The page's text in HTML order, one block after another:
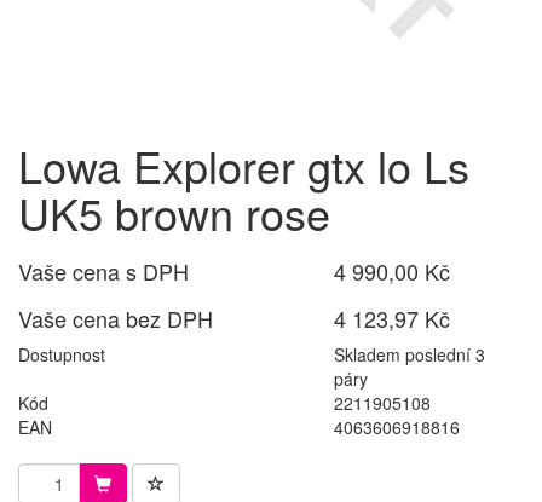
Lowa Explorer gtx lo Ls
UK5 brown rose
Vaše cena s DPH
4 990,00 Kč
Vaše cena bez DPH
4 123,97 Kč
Dostupnost
Skladem poslední 3
páry
Kód
2211905108
EAN
4063606918816